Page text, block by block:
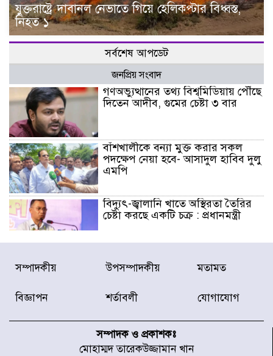
যুক্তরাষ্ট্রে দাবানল নেভাতে গিয়ে হেলিকপ্টার বিধ্বস্ত,
নিহত ১
সর্বশেষ আপডেট
জনপ্রিয় সংবাদ
গণঅভ্যুত্থানের তথ্য বিশ্বমিডিয়ায় পৌঁছে
দিতেন আদীব, গুমের চেষ্টা ৩ বার
বাঁশখালীকে বন্যা মুক্ত করার সকল
পদক্ষেপ নেয়া হবে- আসাদুল হাবিব দুলু
এমপি
বিদ্যুৎ-জ্বালানি খাতে অস্থিরতা তৈরির
চেষ্টা করছে একটি চক্র : প্রধানমন্ত্রী
টাইফুন ‘ডলফিনের’ আঘাতে জাপানে
৫ আহত, চীনে বন্দর বন্ধ
বরাদ্দের ঘোষণা স্থানীয় সরকার মন্ত্রীর
সম্পাদকীয় উপসম্পাদকীয় মতামত
বিজ্ঞাপন শর্তাবলী যোগাযোগ
সম্পাদক ও প্রকাশকঃ
মোহাম্মদ তারেকউজ্জামান খান